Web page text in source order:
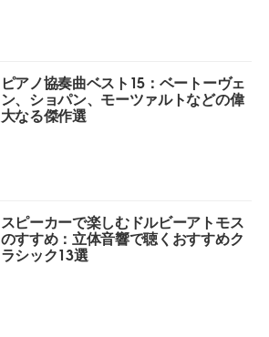
ピアノ協奏曲ベスト15：ベートーヴェ
ン、ショパン、モーツァルトなどの偉
大なる傑作選
スピーカーで楽しむドルビーアトモス
のすすめ：立体音響で聴くおすすめク
ラシック13選